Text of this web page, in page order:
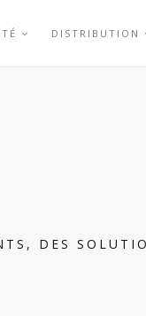
DISTRIBUTION
DES